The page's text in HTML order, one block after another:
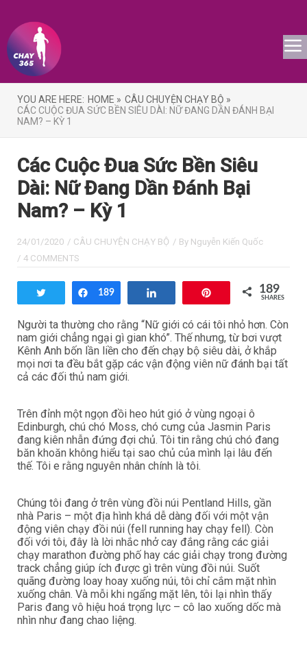
YOU ARE HERE: HOME » CÂU CHUYỆN CHẠY BỘ »
CÁC CUỘC ĐUA SỨC BỀN SIÊU DÀI: NỮ ĐANG DẦN ĐÁNH BẠI
NAM? – KỲ 1
Các Cuộc Đua Sức Bền Siêu
Dài: Nữ Đang Dần Đánh Bại
Nam? – Kỳ 1
24/01/2020 / CÂU CHUYỆN CHẠY BỘ / By Nguyễn Kiến Quốc
/ 4 COMMENTS
Tweet Share
189 189
SHARES
Người ta thường cho rằng “Nữ giới có cái tôi nhỏ hơn. Còn
nam giới chẳng ngại gì gian khó”. Thế nhưng, từ bơi vượt
Kênh Anh bốn lần liền cho đến chạy bộ siêu dài, ở khắp
mọi nơi ta đều bắt gặp các vận động viên nữ đánh bại tất
cả các đối thủ nam giới.
Trên đỉnh một ngọn đồi heo hút gió ở vùng ngoại ô
Edinburgh, chú chó Moss, chó cưng của Jasmin Paris
đang kiên nhẫn đứng đợi chủ. Tôi tin rằng chú chó đang
băn khoăn không hiểu tại sao chủ của mình lại lâu đến
thế. Tôi e rằng nguyên nhân chính là tôi.
Chúng tôi đang ở trên vùng đồi núi Pentland Hills, gần
nhà Paris – một địa hình khá dễ dàng đối với một vận
động viên chạy đồi núi (fell running hay chạy fell). Còn
đối với tôi, đây là lời nhắc nhở cay đắng rằng các giải
chạy marathon đường phố hay các giải chạy trong đường
track chẳng giúp ích được gì trên vùng đồi núi. Suốt
quãng đường loay hoay xuống núi, tôi chỉ cắm mặt nhìn
xuống chân. Và mỗi khi ngẩng mặt lên, tôi lại nhìn thấy
Paris đang vô hiệu hoá trọng lực – cô lao xuống dốc mà
nhìn như đang chao liệng.